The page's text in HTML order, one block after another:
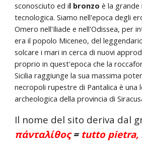
sconosciuto ed il bronzo è la grande
tecnologica. Siamo nell'epoca degli
Omero nell'Iliade e nell'Odissea, per
era il popolo Miceneo, del
solcare i mari in cerca di nuovi
proprio in quest'epoca che la
Sicilia raggiunge la sua massima
necropoli rupestre di Pantalica è una
archeologica della provincia di
Il nome del sito deriva dal
πάνταλίθος=tutto pietra,